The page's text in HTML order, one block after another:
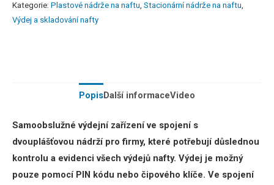
Kategorie: Plastové nádrže na naftu, Stacionární nádrže na naftu,
Výdej a skladování nafty
PopisDalší informaceVideo
Samoobslužné výdejní zařízení ve spojení s
dvouplášťovou nádrží pro firmy, které potřebují důslednou
kontrolu a evidenci všech výdejů nafty. Výdej je možný
pouze pomocí PIN kódu nebo čipového klíče. Ve spojení